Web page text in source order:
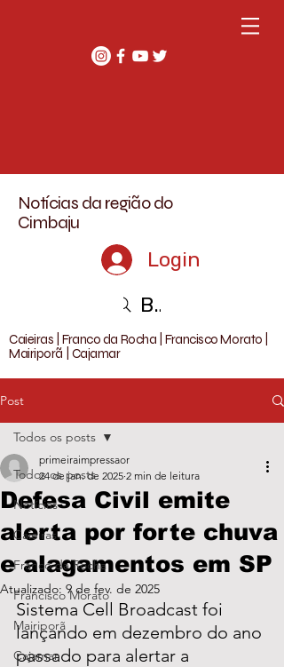
Notícias da região do
Cimbaju
Login
Buscar
Caieiras | Franco da Rocha | Francisco Morato |
Mairiporã | Cajamar
Post
Todos os posts
Notícias
Caieiras
Franco da Rocha
Francisco Morato
Mairiporã
Cajamar
Todos os posts
Defesa Civil emite
alerta por forte chuva
e alagamentos em SP
primeiraimpressaor
24 de jan. de 2025 2 min de leitura
Atualizado: 9 de fev. de 2025
Sistema Cell Broadcast foi
lançando em dezembro do ano
passado para alertar a